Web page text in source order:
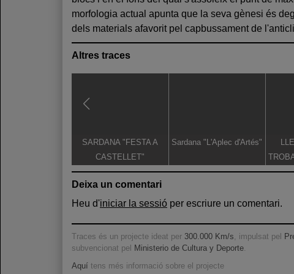
morfologia actual apunta que la seva gènesi és
dels materials afavorit pel capbussament de
Altres traces
SARDANA "FESTA A
CASTELLET"
Sardana "L'Aplec d'Artés"
DE
Deixa un comentari
Heu d'iniciar la sessió per escriure un comentari.
Traces és un projecte ideat per 300.000 Km/s, impulsat pel
subvencionat pel Ministerio de Cultura y Deporte.
Aquí tens més informació sobre el projecte